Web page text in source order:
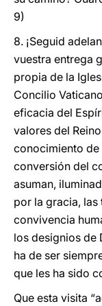
9)
8. ¡Seguid
vuestra entrega
propia de la
Concilio
eficacia del
valores del
conocimiento de
conversión del
asuman,
por la gracia, las
convivencia
los designios de
ha de ser
que les ha sido
Que esta visita